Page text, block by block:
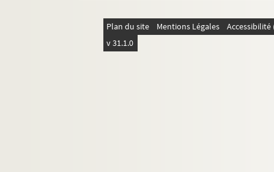
Plan du site Mentions Légales
v 31.1.0